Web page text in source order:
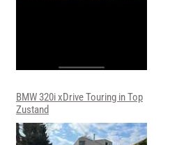
BMW 320i xDrive Touring in Top
Zustand